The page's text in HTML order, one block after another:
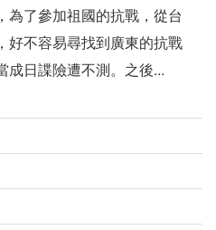
為了參加祖國的抗戰，從台
好不容易尋找到廣東的抗戰
成日諜險遭不測。之後...